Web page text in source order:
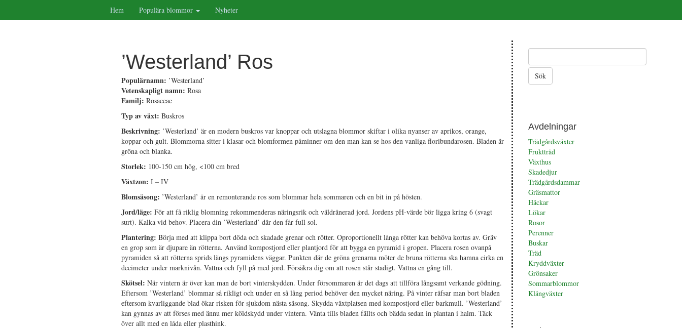
Hem Populära blommor Nyheter
’Westerland’ Ros
Populärnamn: ’Westerland’
Vetenskapligt namn: Rosa
Familj: Rosaceae
Typ av växt: Buskros
Beskrivning: ’Westerland’ är en modern buskros var knoppar och utslagna blommor skiftar i olika nyanser av aprikos, orange,
koppar och gult. Blommorna sitter i klasar och blomformen påminner om den man kan se hos den vanliga floribundarosen. Bladen är
gröna och blanka.
Storlek: 100-150 cm hög, <100 cm bred
Växtzon: I – IV
Blomsäsong: ’Westerland’ är en remonterande ros som blommar hela sommaren och en bit in på hösten.
Jord/läge: För att få riklig blomning rekommenderas näringsrik och väldränerad jord. Jordens pH-värde bör ligga kring 6 (svagt
surt). Kalka vid behov. Placera din ’Westerland’ där den får full sol.
Plantering: Börja med att klippa bort döda och skadade grenar och rötter. Oproportionellt långa rötter kan behöva kortas av. Gräv
en grop som är djupare än rötterna. Använd kompostjord eller plantjord för att bygga en pyramid i gropen. Placera rosen ovanpå
pyramiden så att rötterna sprids längs pyramidens väggar. Punkten där de gröna grenarna möter de bruna rötterna ska hamna cirka en
decimeter under marknivån. Vattna och fyll på med jord. Försäkra dig om att rosen står stadigt. Vattna en gång till.
Skötsel: När vintern är över kan man de bort vinterskydden. Under försommaren är det dags att tillföra långsamt verkande gödning.
Eftersom ’Westerland’ blommar så rikligt och under en så lång period behöver den mycket näring. På vinter räfsar man bort bladen
eftersom kvarliggande blad ökar risken för sjukdom nästa säsong. Skydda växtplatsen med kompostjord eller barkmull. ’Westerland’
kan gynnas av att förses med ännu mer köldskydd under vintern. Vänta tills bladen fällts och bädda sedan in plantan i halm. Täck
över allt med en låda eller plasthink.
Avdelningar
Trädgårdsväxter
Fruktträd
Växthus
Skadedjur
Trädgårdsdammar
Gräsmattor
Häckar
Lökar
Rosor
Perenner
Buskar
Träd
Kryddväxter
Grönsaker
Sommarblommor
Klängväxter